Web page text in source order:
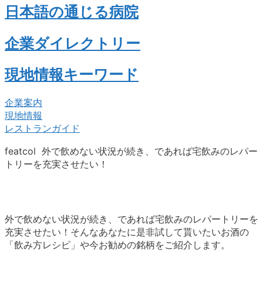
日本語の通じる病院
企業ダイレクトリー
現地情報キーワード
企業案内
現地情報
レストランガイド
featcol 外で飲めない状況が続き、であれば宅飲みのレパー
トリーを充実させたい！
外で飲めない状況が続き、であれば宅飲みのレパートリーを
充実させたい！そんなあなたに是非試して貰いたいお酒の
「飲み方レシピ」や今お勧めの銘柄をご紹介します。